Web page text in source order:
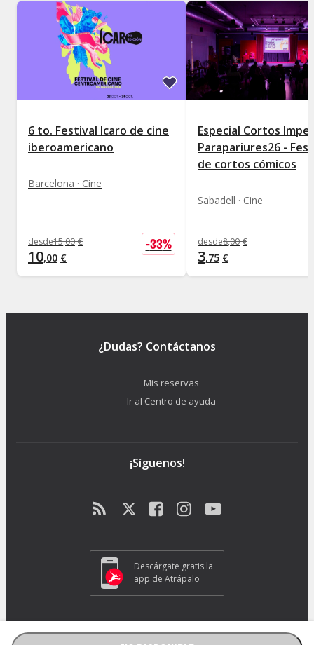
6 to. Festival Icaro de cine
iberoamericano
Barcelona · Cine
desde15,00 €
10,00 €
-33%
Especial Cortos
Parapariures26 -
de cortos cómicos
Sabadell · Cine
desde8,00 €
3,75 €
¿Dudas? Contáctanos
Mis reservas
Ir al Centro de ayuda
¡Síguenos!
Descárgate gratis la
app de Atrápalo